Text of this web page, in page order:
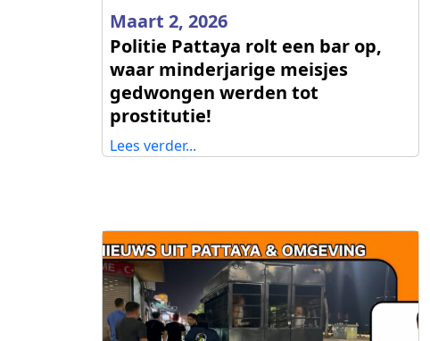
Maart 2, 2026
Politie Pattaya rolt een bar op,
waar minderjarige meisjes
gedwongen werden tot
prostitutie!
Lees verder...